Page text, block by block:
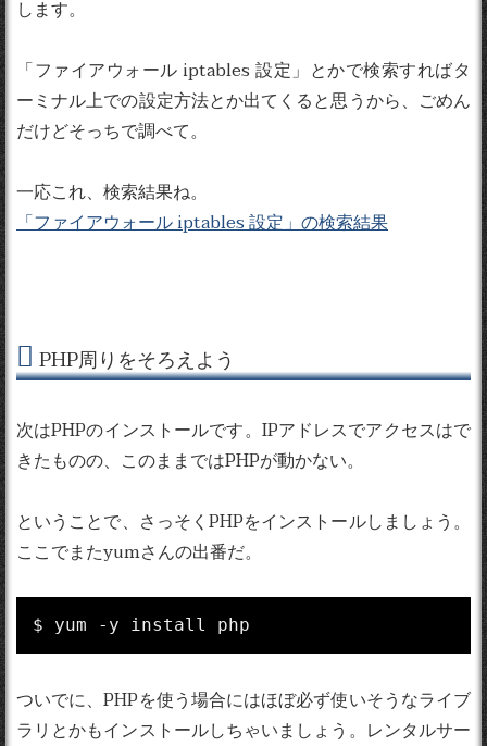
します。
「ファイアウォール iptables 設定」とかで検索すればタ
ーミナル上での設定方法とか出てくると思うから、ごめん
だけどそっちで調べて。
一応これ、検索結果ね。
「ファイアウォール iptables 設定」の検索結果
PHP周りをそろえよう
次はPHPのインストールです。IPアドレスでアクセスはで
きたものの、このままではPHPが動かない。
ということで、さっそくPHPをインストールしましょう。
ここでまたyumさんの出番だ。
$ yum -y install php
ついでに、PHPを使う場合にはほぼ必ず使いそうなライブ
ラリとかもインストールしちゃいましょう。レンタルサー